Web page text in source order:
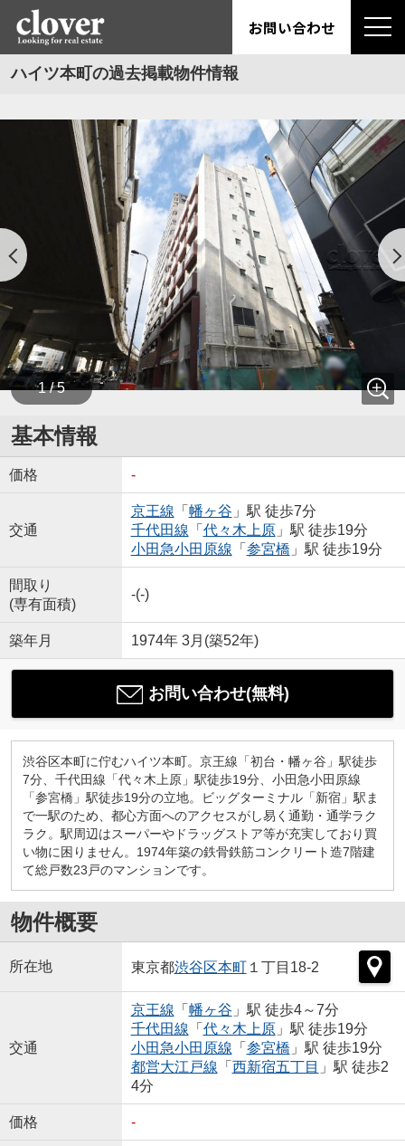
お問い合わせ
ハイツ本町の過去掲載物件情報
1 / 5
基本情報
価格 -
交通
京王線 「 幡ヶ谷 」駅 徒歩7分
千代田線 「 代々木上原」駅 徒歩19分
小田急小田原線 「 参宮橋 」駅 徒歩19分
間取り
(専有面積)
-(-)
築年月 1974年 3月(築52年)
お問い合わせ(無料)
渋谷区本町に佇むハイツ本町。京王線「初台・幡ヶ谷」駅徒歩
7分、千代田線「代々木上原」駅徒歩19分、小田急小田原線
「参宮橋」駅徒歩19分の立地。ビッグターミナル「新宿」駅ま
で一駅のため、都心方面へのアクセスがし易く通勤・通学ラク
ラク。駅周辺はスーパーやドラッグストア等が充実しており買
い物に困りません。1974年築の鉄骨鉄筋コンクリート造7階建
て総戸数23戸のマンションです。
物件概要
所在地 東京都渋谷区本町１丁目18-2
交通
京王線 「 幡ヶ谷 」駅 徒歩4～7分
千代田線 「 代々木上原」駅 徒歩19分
小田急小田原線 「 参宮橋 」駅 徒歩19分
都営大江戸線 「 西新宿五丁目 」駅 徒歩2
4分
価格 -